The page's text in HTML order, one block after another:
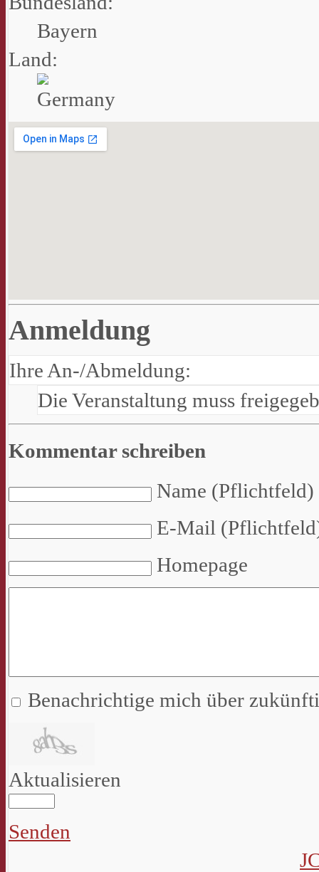
Bayern
Land:
Anmeldung
Ihre An-/Abmeldung:
Die Veranstaltung muss
Kommentar schreiben
Name (Pflichtfeld)
E-Mail
Homepage
Benachrichtige mich über
Aktualisieren
Senden